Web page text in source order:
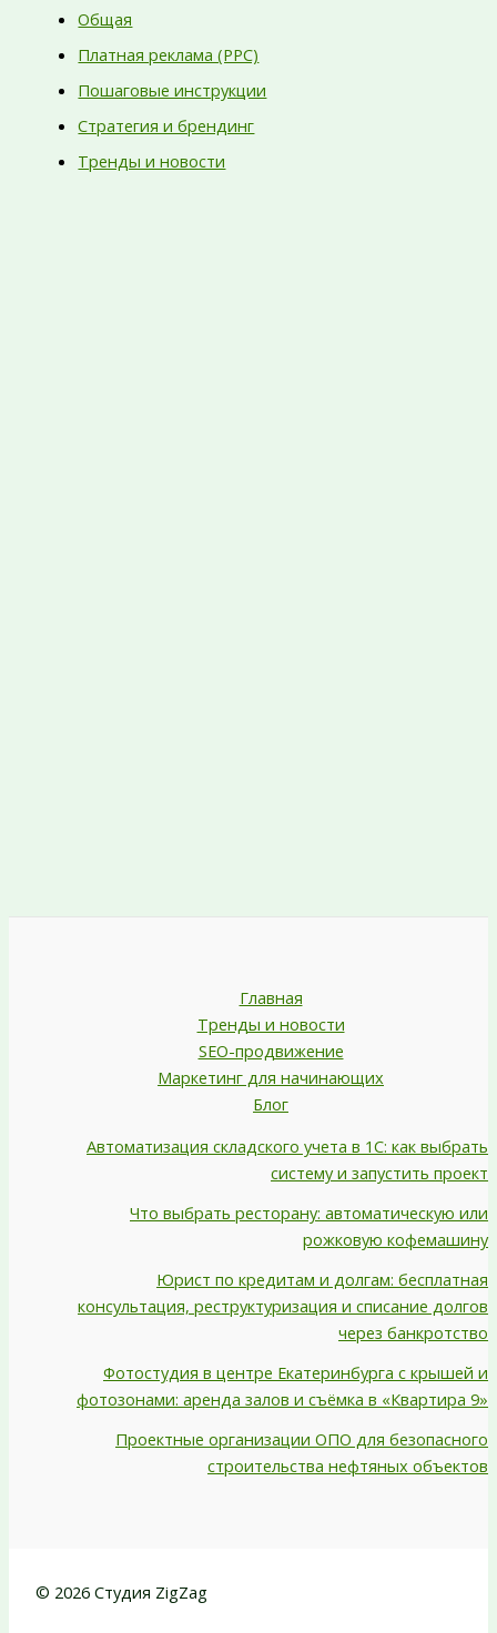
Общая
Платная реклама (PPC)
Пошаговые инструкции
Стратегия и брендинг
Тренды и новости
Главная
Тренды и новости
SEO-продвижение
Маркетинг для начинающих
Блог
Автоматизация складского учета в 1С: как выбрать
систему и запустить проект
Что выбрать ресторану: автоматическую или
рожковую кофемашину
Юрист по кредитам и долгам: бесплатная
консультация, реструктуризация и списание долгов
через банкротство
Фотостудия в центре Екатеринбурга с крышей и
фотозонами: аренда залов и съёмка в «Квартира 9»
Проектные организации ОПО для безопасного
строительства нефтяных объектов
© 2026 Студия ZigZag